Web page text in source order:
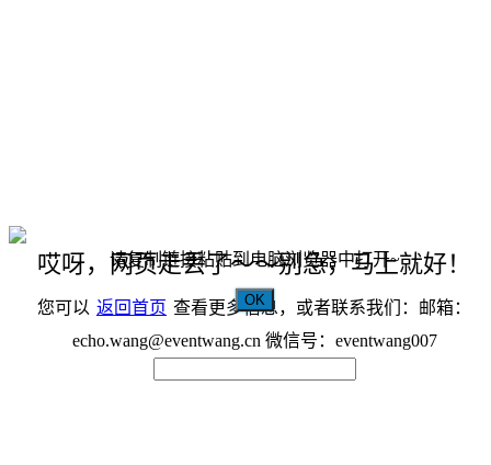
哎呀，网页走丢了～～别急，马上就好！
您可以 返回首页 查看更多信息，或者联系我们：邮箱：
echo.wang@eventwang.cn 微信号：eventwang007
请复制链接粘贴到电脑浏览器中打开~
OK